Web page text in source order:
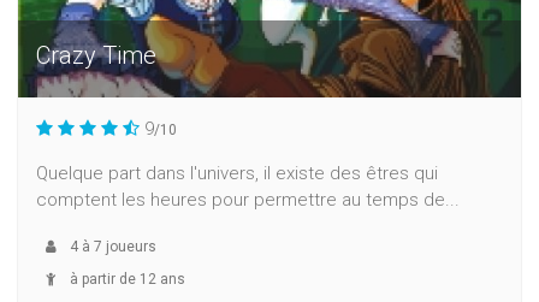
Crazy Time
9/10
Quelque part dans l'univers, il existe des êtres qui
comptent les heures pour permettre au temps de...
4 à 7 joueurs
à partir de 12 ans